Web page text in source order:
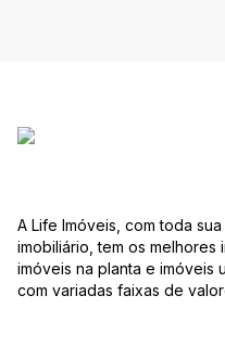
A Life Imóveis, com toda
imobiliário, tem os melhores
imóveis na planta e imóveis
com variadas faixas de